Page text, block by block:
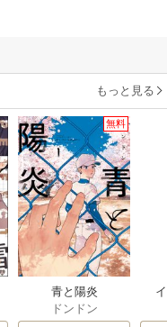
もっと見る
無料
青と陽炎
ドンドン